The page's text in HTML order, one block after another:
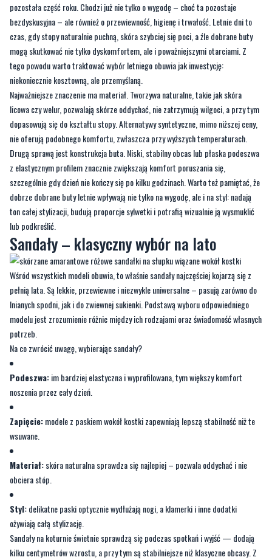
pozostała część roku. Chodzi już nie tylko o wygodę – choć ta pozostaje
bezdyskusyjna – ale również o przewiewność, higienę i trwałość. Letnie dni to
czas, gdy stopy naturalnie puchną, skóra szybciej się poci, a źle dobrane buty
mogą skutkować nie tylko dyskomfortem, ale i poważniejszymi otarciami. Z
tego powodu warto traktować wybór letniego obuwia jak inwestycję:
niekoniecznie kosztowną, ale przemyślaną.
Najważniejsze znaczenie ma materiał. Tworzywa naturalne, takie jak skóra
licowa czy welur, pozwalają skórze oddychać, nie zatrzymują wilgoci, a przy tym
dopasowują się do kształtu stopy. Alternatywy syntetyczne, mimo niższej ceny,
nie oferują podobnego komfortu, zwłaszcza przy wyższych temperaturach.
Drugą sprawą jest konstrukcja buta. Niski, stabilny obcas lub płaska podeszwa
z elastycznym profilem znacznie zwiększają komfort poruszania się,
szczególnie gdy dzień nie kończy się po kilku godzinach. Warto też pamiętać, że
dobrze dobrane buty letnie wpływają nie tylko na wygodę, ale i na styl: nadają
ton całej stylizacji, budują proporcje sylwetki i potrafią wizualnie ją wysmuklić
lub podkreślić.
Sandały – klasyczny wybór na lato
Wśród wszystkich modeli obuwia, to właśnie sandały najczęściej kojarzą się z
pełnią lata. Są lekkie, przewiewne i niezwykle uniwersalne – pasują zarówno do
lnianych spodni, jak i do zwiewnej sukienki. Podstawą wyboru odpowiedniego
modelu jest zrozumienie różnic między ich rodzajami oraz świadomość własnych
potrzeb.
Na co zwrócić uwagę, wybierając sandały?
Podeszwa:im bardziej elastyczna i wyprofilowana, tym większy komfort
noszenia przez cały dzień.
Zapięcie:modele z paskiem wokół kostki zapewniają lepszą stabilność niż te
wsuwane.
Materiał:skóra naturalna sprawdza się najlepiej – pozwala oddychać i nie
obciera stóp.
Styl:delikatne paski optycznie wydłużają nogi, a klamerki i inne dodatki
ożywiają całą stylizację.
Sandały na koturnie świetnie sprawdzą się podczas spotkań i wyjść — dodają
kilku centymetrów wzrostu, a przy tym są stabilniejsze niż klasyczne obcasy. Z